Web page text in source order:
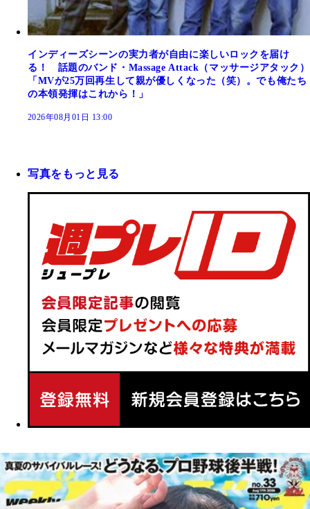
インディーズシーンの実力者が自由に楽しいロックを届け
る！ 話題のバンド・Massage Attack（マッサージアタック）
「MVが25万回再生して親が優しくなった（笑）。でも俺たち
の本領発揮はこれから！」
2026年08月01日 13:00
写真をもっと見る